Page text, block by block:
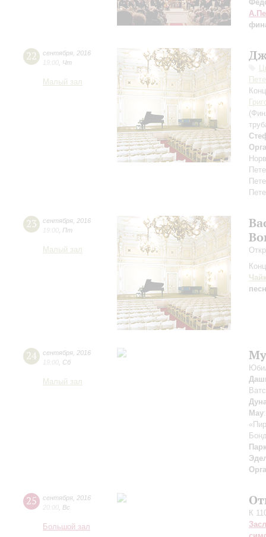
22 сентября 2016
19:00 Чт
Малый зал
23 сентября 2016
19:00 Пт
Малый зал
24 сентября 2016
19:00 Сб
Малый зал
May
25 сентября 2016
20:00 Вс
Большой зал
К